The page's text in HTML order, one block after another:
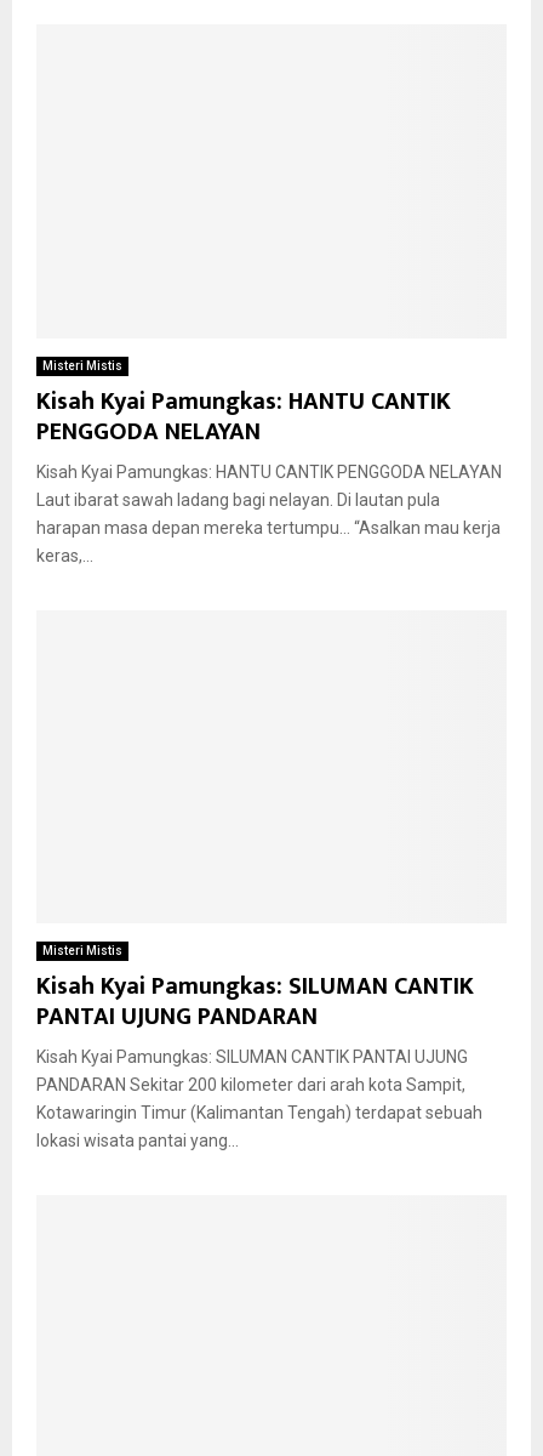
Misteri Mistis
Kisah Kyai Pamungkas: HANTU CANTIK
PENGGODA NELAYAN
Kisah Kyai Pamungkas: HANTU CANTIK PENGGODA NELAYAN
Laut ibarat sawah ladang bagi nelayan. Di lautan pula
harapan masa depan mereka tertumpu… “Asalkan mau kerja
keras,...
Misteri Mistis
Kisah Kyai Pamungkas: SILUMAN CANTIK
PANTAI UJUNG PANDARAN
Kisah Kyai Pamungkas: SILUMAN CANTIK PANTAI UJUNG
PANDARAN Sekitar 200 kilometer dari arah kota Sampit,
Kotawaringin Timur (Kalimantan Tengah) terdapat sebuah
lokasi wisata pantai yang...